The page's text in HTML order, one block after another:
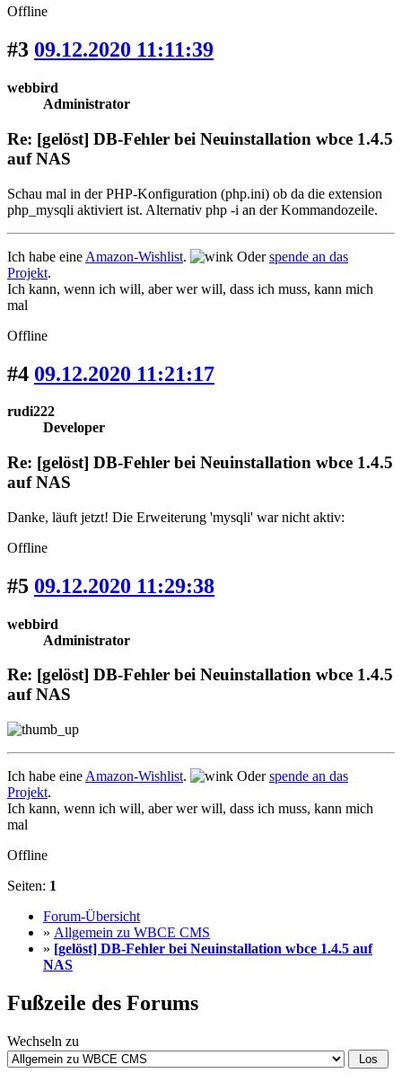
Offline
#3 09.12.2020 11:11:39
webbird
Administrator
Re: [gelöst] DB-Fehler bei Neuinstallation wbce 1.4.5
auf NAS
Schau mal in der PHP-Konfiguration (php.ini) ob da die extension
php_mysqli aktiviert ist. Alternativ php -i an der Kommandozeile.
Ich habe eine Amazon-Wishlist. Oderspende an das
Projekt.
Ich kann, wenn ich will, aber wer will, dass ich muss, kann mich
mal
Offline
#4 09.12.2020 11:21:17
rudi222
Developer
Re: [gelöst] DB-Fehler bei Neuinstallation wbce 1.4.5
auf NAS
Danke, läuft jetzt! Die Erweiterung 'mysqli' war nicht aktiv:
Offline
#5 09.12.2020 11:29:38
webbird
Administrator
Re: [gelöst] DB-Fehler bei Neuinstallation wbce 1.4.5
auf NAS
Ich habe eine Amazon-Wishlist. Oderspende an das
Projekt.
Ich kann, wenn ich will, aber wer will, dass ich muss, kann mich
mal
Offline
Seiten: 1
Forum-Übersicht
» Allgemein zu WBCE CMS
» [gelöst] DB-Fehler bei Neuinstallation wbce 1.4.5 auf
NAS
Fußzeile des Forums
Wechseln zu